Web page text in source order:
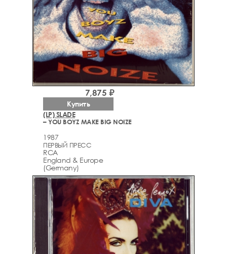
(LP) SLADE
– YOU BOYZ MAKE BIG NOIZE
1987
ПЕРВЫЙ ПРЕСС
RCA
England & Europe
(Germany)
7,875 ₽
Купить